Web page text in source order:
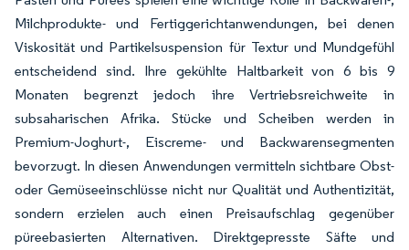
Milchprodukte- und Fertiggerichtanwendungen, bei denen
Viskosität und Partikelsuspension für Textur und Mundgefühl
entscheidend sind. Ihre gekühlte Haltbarkeit von 6 bis 9
Monaten begrenzt jedoch ihre Vertriebsreichweite in
subsaharischen Afrika. Stücke und Scheiben werden in
Premium-Joghurt-, Eiscreme- und Backwarensegmenten
bevorzugt. In diesen Anwendungen vermitteln sichtbare Obst-
oder Gemüseeinschlüsse nicht nur Qualität und Authentizität,
sondern erzielen auch einen Preisaufschlag gegenüber
püreebasierten Alternativen. Direktgepresste Säfte und